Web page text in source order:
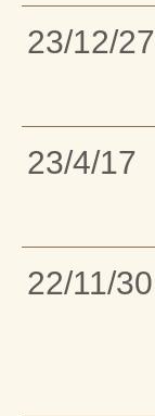
23/12/27
23/4/17
22/11/30